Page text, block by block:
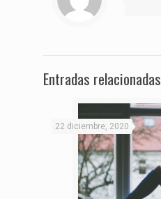
Entradas relacionadas
22 diciembre, 2020